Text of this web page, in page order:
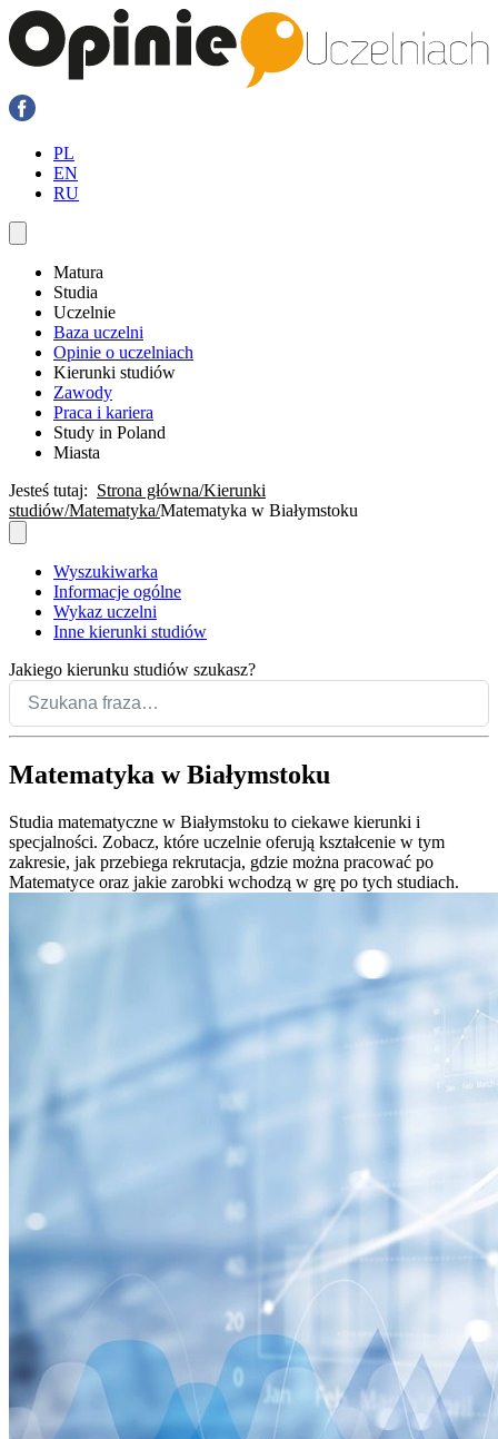
PL
EN
RU
Matura
Studia
Uczelnie
Baza uczelni
Opinie o uczelniach
Kierunki studiów
Zawody
Praca i kariera
Study in Poland
Miasta
Jesteś tutaj: Strona główna Kierunki
studiów Matematyka Matematyka w Białymstoku
Wyszukiwarka
Informacje ogólne
Wykaz uczelni
Inne kierunki studiów
Jakiego kierunku studiów szukasz?
Matematyka w Białymstoku
Studia matematyczne w Białymstoku to ciekawe kierunki i
specjalności. Zobacz, które uczelnie oferują kształcenie w tym
zakresie, jak przebiega rekrutacja, gdzie można pracować po
Matematyce oraz jakie zarobki wchodzą w grę po tych studiach.